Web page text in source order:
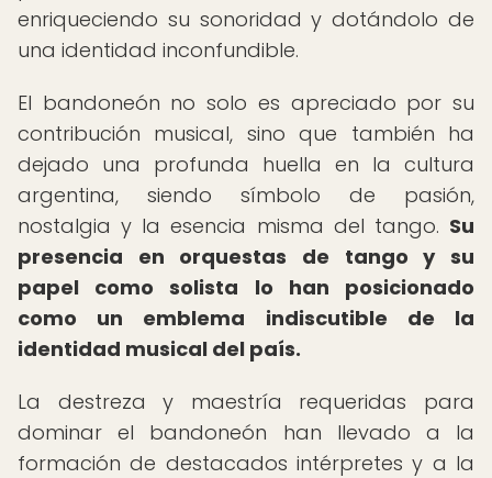
enriqueciendo su sonoridad y dotándolo de
una identidad inconfundible.
El bandoneón no solo es apreciado por su
contribución musical, sino que también ha
dejado una profunda huella en la cultura
argentina, siendo símbolo de pasión,
nostalgia y la esencia misma del tango. Su
presencia en orquestas de tango y su
papel como solista lo han posicionado
como un emblema indiscutible de la
identidad musical del país.
La destreza y maestría requeridas para
dominar el bandoneón han llevado a la
formación de destacados intérpretes y a la